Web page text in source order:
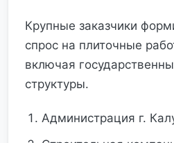
Крупные заказчики
спрос на плиточные
включая
структуры.
Администрация г.